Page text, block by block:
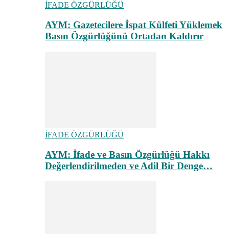
İFADE ÖZGÜRLÜĞÜ
AYM: Gazetecilere İspat Külfeti Yüklemek
Basın Özgürlüğünü Ortadan Kaldırır
İFADE ÖZGÜRLÜĞÜ
AYM: İfade ve Basın Özgürlüğü Hakkı
Değerlendirilmeden ve Adil Bir Denge…